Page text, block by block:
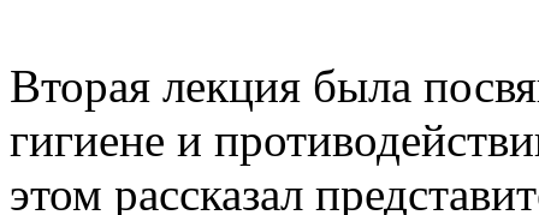
Вторая лекция была
гигиене и
этом рассказал